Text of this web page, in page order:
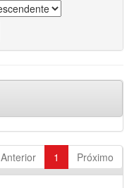
Anterior 1 Próximo